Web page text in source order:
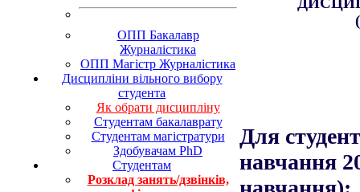
ОПП Бакалавр
Журналістика
ОПП Магістр Журналістика
Дисципліни вільного вибору
студента
Як обрати дисципліну
Студентам бакалаврату
Студентам магістратури
Здобувачам PhD
Студентам
Розклад занять/дзвінків,
Для
навчання